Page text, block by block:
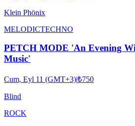
Klein Phönix
MELODICTECHNO
PETCH MODE 'An Evening With Depeche Mode
Music'
Cum, Eyl 11 (GMT+3)|₺750
Blind
ROCK